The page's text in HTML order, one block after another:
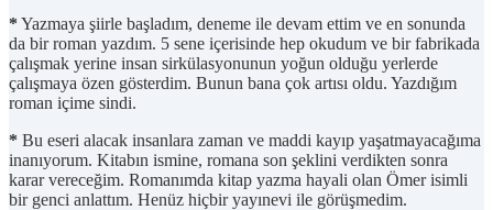
* Yazmaya şiirle başladım, deneme ile devam ettim ve en sonunda
da bir roman yazdım. 5 sene içerisinde hep okudum ve bir fabrikada
çalışmak yerine insan sirkülasyonunun yoğun olduğu yerlerde
çalışmaya özen gösterdim. Bunun bana çok artısı oldu. Yazdığım
roman içime sindi.
* Bu eseri alacak insanlara zaman ve maddi kayıp yaşatmayacağıma
inanıyorum. Kitabın ismine, romana son şeklini verdikten sonra
karar vereceğim. Romanımda kitap yazma hayali olan Ömer isimli
bir genci anlattım. Henüz hiçbir yayınevi ile görüşmedim.